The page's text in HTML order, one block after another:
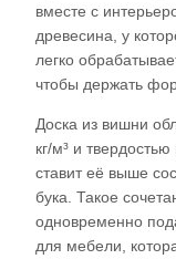
вместе с
древесина, у
легко
чтобы держать
Доска из вишни
кг/м³ и
ставит её выше
бука. Такое
одновременно
для мебели,